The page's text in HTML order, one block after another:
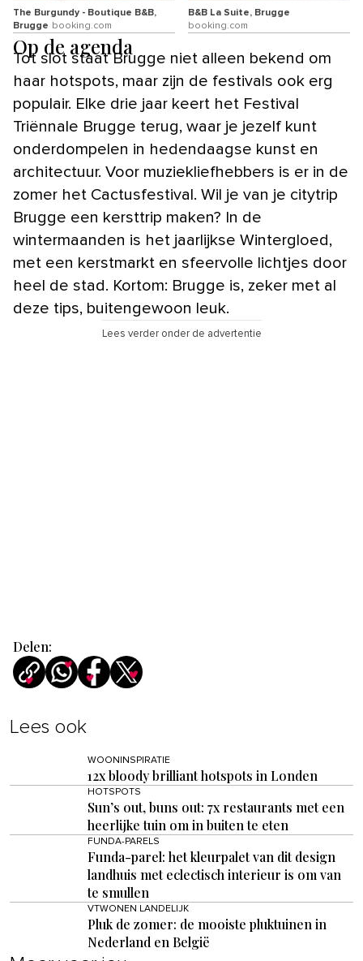
The Burgundy - Boutique B&B,
Brugge booking.com
B&B La Suite, Brugge
booking.com
Op de agenda
Tot slot staat Brugge niet alleen bekend om
haar hotspots, maar zijn de festivals ook erg
populair. Elke drie jaar keert het Festival
Triënnale Brugge terug, waar je jezelf kunt
onderdompelen in hedendaagse kunst en
architectuur. Voor muziekliefhebbers is er in de
zomer het Cactusfestival. Wil je van je citytrip
Brugge een kersttrip maken? In de
wintermaanden is het jaarlijkse Wintergloed,
met een kerstmarkt en sfeervolle lichtjes door
heel de stad. Kortom: Brugge is, zeker met al
deze tips, buitengewoon leuk.
Lees verder onder de advertentie
Delen:
Lees ook
WOONINSPIRATIE
12x bloody brilliant hotspots in Londen
HOTSPOTS
Sun’s out, buns out: 7x restaurants met een
heerlijke tuin om in buiten te eten
FUNDA-PARELS
Funda-parel: het kleurpalet van dit design
landhuis met eclectisch interieur is om van
te smullen
VTWONEN LANDELIJK
Pluk de zomer: de mooiste pluktuinen in
Nederland en België